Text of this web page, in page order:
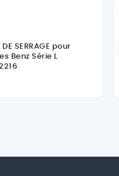
DE SERRAGE pour
Benz Série L